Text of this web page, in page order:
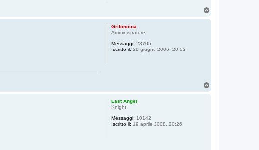
Grifoncina
Amministratore
Messaggi: 23705
Iscritto il: 29 giugno 2006, 20:53
Last Angel
Knight
Messaggi: 10142
Iscritto il: 19 aprile 2008, 20:26